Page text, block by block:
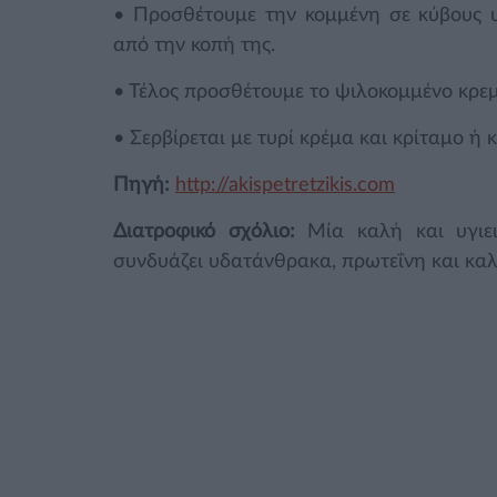
• Προσθέτουμε την κομμένη σε κύβους
από την κοπή της.
• Τέλος προσθέτουμε το ψιλοκομμένο
• Σερβίρεται με τυρί κρέμα και κρίταμο
Πηγή: http://akispetretzikis.com
Διατροφικό σχόλιο:
Μία καλή και
συνδυάζει υδατάνθρακα, πρωτεΐνη και